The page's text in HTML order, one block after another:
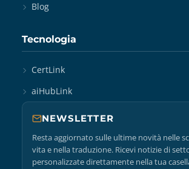
Blog
Tecnologia
CertLink
aiHubLink
NEWSLETTER
Resta aggiornato sulle ultime novità nelle
vita e nella traduzione. Ricevi notizie di
personalizzate direttamente nella tua